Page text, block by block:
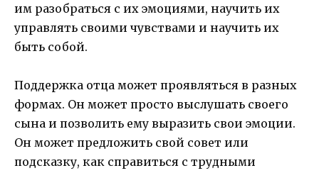
им разобраться с их эмоциями, научить их
управлять своими чувствами и научить их
быть собой.
Поддержка отца может проявляться в разных
формах. Он может просто выслушать своего
сына и позволить ему выразить свои эмоции.
Он может предложить свой совет или
подсказку, как справиться с трудными